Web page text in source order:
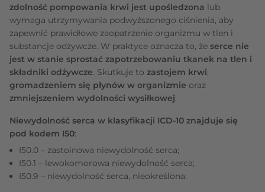
zdolność pompowania krwi jest upośledzona lub
wymaga utrzymywania podwyższonego ciśnienia, aby
zapewnić prawidłowe zaopatrzenie organizmu w tlen i
substancje odżywcze. W praktyce oznacza to, że serce nie
jest w stanie sprostać zapotrzebowaniu tkanek na tlen i
składniki odżywcze. Skutkuje to zastojem krwi,
gromadzeniem się płynów w organizmie oraz
zmniejszeniem wydolności wysiłkowej.
Niewydolność serca w klasyfikacji ICD-10 znajduje się
pod kodem I50:
I50.0 – zastoinowa niewydolność serca;
I50.1 – lewokomorowa niewydolność serca;
I50.9 – niewydolność serca, nieokreślona.